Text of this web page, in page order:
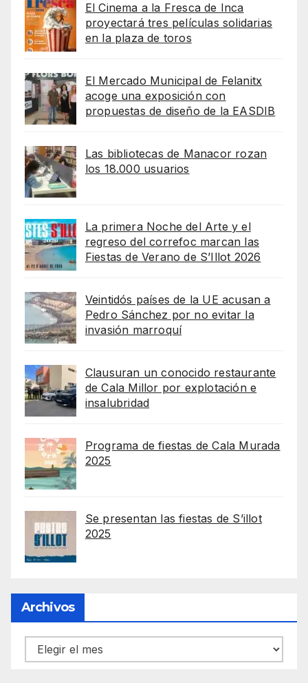
El Cinema a la Fresca de Inca
proyectará tres películas solidarias
en la plaza de toros
El Mercado Municipal de Felanitx
acoge una exposición con
propuestas de diseño de la EASDIB
Las bibliotecas de Manacor rozan
los 18.000 usuarios
La primera Noche del Arte y el
regreso del correfoc marcan las
Fiestas de Verano de S’Illot 2026
Veintidós países de la UE acusan a
Pedro Sánchez por no evitar la
invasión marroquí
Clausuran un conocido restaurante
de Cala Millor por explotación e
insalubridad
Programa de fiestas de Cala Murada
2025
Se presentan las fiestas de S’illot
2025
Archivos
Archivos